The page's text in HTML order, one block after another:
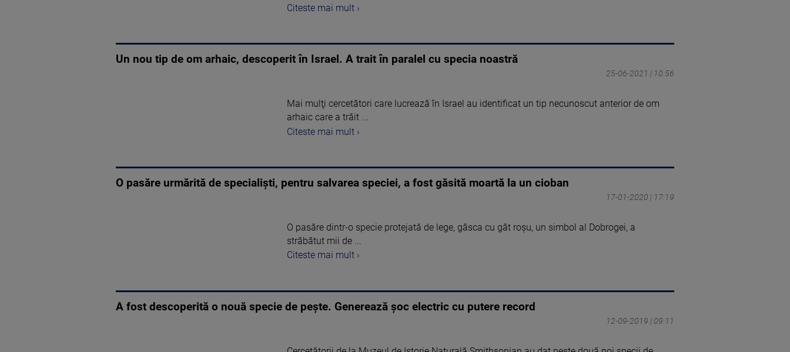
Citeste mai mult ›
Un nou tip de om arhaic, descoperit în Israel. A trait în paralel cu specia noastră
25-06-2021 | 10:56
Mai mulţi cercetători care lucrează în Israel au identificat un tip necunoscut anterior de om
arhaic care a trăit ...
Citeste mai mult ›
O pasăre urmărită de specialiști, pentru salvarea speciei, a fost găsită moartă la un cioban
17-01-2020 | 17:19
O pasăre dintr-o specie protejată de lege, gâsca cu gât roșu, un simbol al Dobrogei, a
străbătut mii de ...
Citeste mai mult ›
A fost descoperită o nouă specie de pește. Generează șoc electric cu putere record
12-09-2019 | 09:11